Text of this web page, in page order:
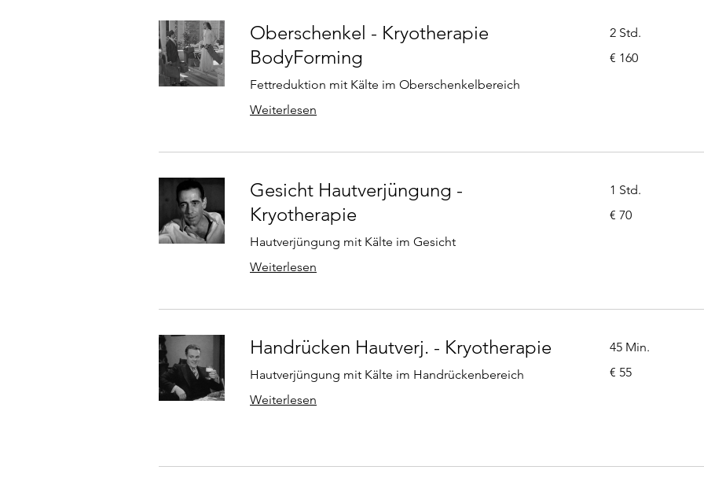
Oberschenkel - Kryotherapie
BodyForming
Fettreduktion mit Kälte im Oberschenkelbereich
Weiterlesen
2 Std.
Euro
€ 160
Gesicht Hautverjüngung -
Kryotherapie
Hautverjüngung mit Kälte im Gesicht
Weiterlesen
1 Std.
Euro
€ 70
Handrücken Hautverj. - Kryotherapie
Hautverjüngung mit Kälte im Handrückenbereich
Weiterlesen
45 Min.
Euro
€ 55